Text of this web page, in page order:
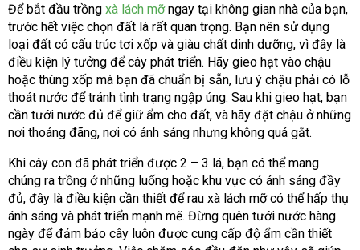
Để bắt đầu trồng xà lách mỡngay tại không gian nhà của bạn,
trước hết việc chọn đất là rất quan trọng. Bạn nên sử dụng
loại đất có cấu trúc tơi xốp và giàu chất dinh dưỡng, vì đây là
điều kiện lý tưởng để cây phát triển. Hãy gieo hạt vào chậu
hoặc thùng xốp mà bạn đã chuẩn bị sẵn, lưu ý chậu phải có lỗ
thoát nước để tránh tình trạng ngập úng. Sau khi gieo hạt, bạn
cần tưới nước đủ để giữ ẩm cho đất, và hãy đặt chậu ở những
nơi thoáng đãng, nơi có ánh sáng nhưng không quá gắt.
Khi cây con đã phát triển được 2 – 3 lá, bạn có thể mang
chúng ra trồng ở những luống hoặc khu vực có ánh sáng đầy
đủ, đây là điều kiện cần thiết để rau xà lách mỡ có thể hấp thụ
ánh sáng và phát triển mạnh mẽ. Đừng quên tưới nước hàng
ngày để đảm bảo cây luôn được cung cấp độ ẩm cần thiết